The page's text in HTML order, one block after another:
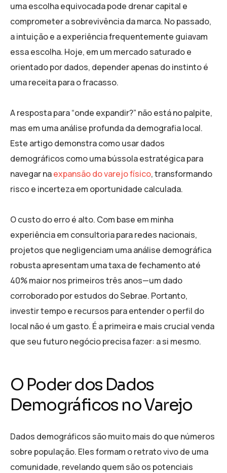
uma escolha equivocada pode drenar capital e
comprometer a sobrevivência da marca. No passado,
a intuição e a experiência frequentemente guiavam
essa escolha. Hoje, em um mercado saturado e
orientado por dados, depender apenas do instinto é
uma receita para o fracasso.
A resposta para “onde expandir?” não está no palpite,
mas em uma análise profunda da demografia local.
Este artigo demonstra como usar dados
demográficos como uma bússola estratégica para
navegar naexpansão do varejo físico, transformando
risco e incerteza em oportunidade calculada.
O custo do erro é alto. Com base em minha
experiência em consultoria para redes nacionais,
projetos que negligenciam uma análise demográfica
robusta apresentam uma taxa de fechamento até
40% maior nos primeiros três anos—um dado
corroborado por estudos do Sebrae. Portanto,
investir tempo e recursos para entender o perfil do
local não é um gasto. É a primeira e mais crucial venda
que seu futuro negócio precisa fazer: a si mesmo.
O Poder dos Dados
Demográficos no Varejo
Dados demográficos são muito mais do que números
sobre população. Eles formam o retrato vivo de uma
comunidade, revelando quem são os potenciais